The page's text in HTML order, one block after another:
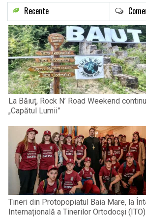
Recente
La Băiuț, Rock N’ Road Weekend
„Capătul Lumii”
Tineri din Protopopiatul Baia Mare, la
Internațională a Tinerilor Ortodocși